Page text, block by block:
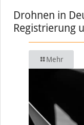
Drohnen in
Registrierung
Mehr